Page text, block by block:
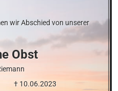
wir Abschied von unserer
Obst
† 10.06.2023